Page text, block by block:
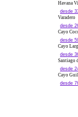
Havana
desde
Varadero
desde
Cayo
desde
Cayo
desde
Santiago
desde
Cayo
desde